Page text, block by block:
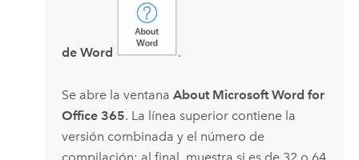
de Word .
Se abre la ventana About Microsoft Word for
Office 365. La línea superior contiene la
versión combinada y el número de
compilación; al final, muestra si es de 32 o 64